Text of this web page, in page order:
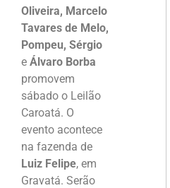
Oliveira, Marcelo
Tavares de Melo,
Pompeu, Sérgio
e Álvaro Borba
promovem
sábado o Leilão
Caroatá. O
evento acontece
na fazenda de
Luiz Felipe, em
Gravatá. Serão